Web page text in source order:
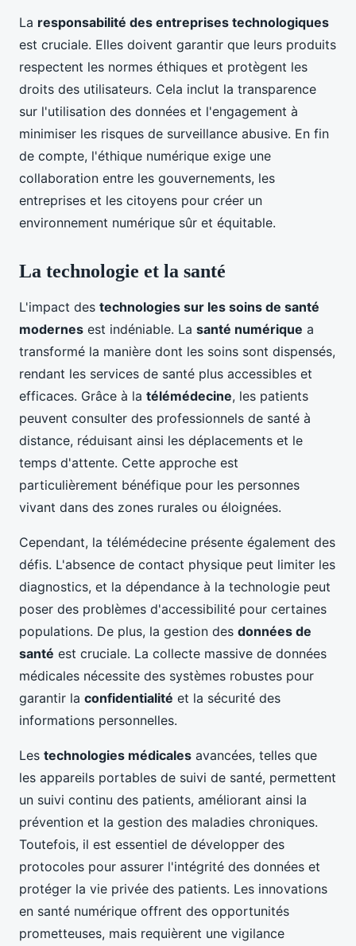
La responsabilité des entreprises technologiques
est cruciale. Elles doivent garantir que leurs produits
respectent les normes éthiques et protègent les
droits des utilisateurs. Cela inclut la transparence
sur l'utilisation des données et l'engagement à
minimiser les risques de surveillance abusive. En fin
de compte, l'éthique numérique exige une
collaboration entre les gouvernements, les
entreprises et les citoyens pour créer un
environnement numérique sûr et équitable.
La technologie et la santé
L'impact des technologies sur les soins de santé
modernes est indéniable. La santé numérique a
transformé la manière dont les soins sont dispensés,
rendant les services de santé plus accessibles et
efficaces. Grâce à la télémédecine, les patients
peuvent consulter des professionnels de santé à
distance, réduisant ainsi les déplacements et le
temps d'attente. Cette approche est
particulièrement bénéfique pour les personnes
vivant dans des zones rurales ou éloignées.
Cependant, la télémédecine présente également des
défis. L'absence de contact physique peut limiter les
diagnostics, et la dépendance à la technologie peut
poser des problèmes d'accessibilité pour certaines
populations. De plus, la gestion des données de
santé est cruciale. La collecte massive de données
médicales nécessite des systèmes robustes pour
garantir la confidentialité et la sécurité des
informations personnelles.
Les technologies médicales avancées, telles que
les appareils portables de suivi de santé, permettent
un suivi continu des patients, améliorant ainsi la
prévention et la gestion des maladies chroniques.
Toutefois, il est essentiel de développer des
protocoles pour assurer l'intégrité des données et
protéger la vie privée des patients. Les innovations
en santé numérique offrent des opportunités
prometteuses, mais requièrent une vigilance